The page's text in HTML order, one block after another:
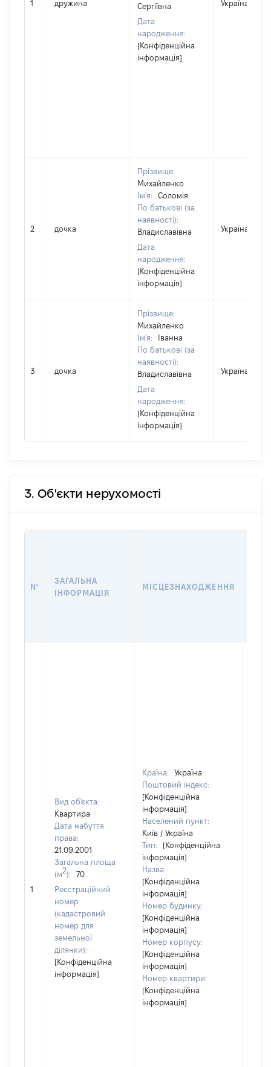
1 дружина
Сергіївна
Дата
народження:
[Конфіденційна
інформація]
Україна
2 дочка
Прізвище:
Михайленко
Ім'я:
Соломія
По батькові (за
наявності):
Владиславівна
Дата
народження:
[Конфіденційна
інформація]
Україна
3 дочка
Прізвище:
Михайленко
Ім'я:
Іванна
По батькові (за
наявності):
Владиславівна
Дата
народження:
[Конфіденційна
інформація]
Україна
3. Об'єкти нерухомості
№
ЗАГАЛЬНА
ІНФОРМАЦІЯ
МІСЦЕЗНАХОДЖЕННЯ
1
Вид об'єкта:
Квартира
Дата набуття
права:
21.09.2001
Загальна площа
(м2):
70
Реєстраційний
номер
(кадастровий
номер для
земельної
ділянки):
[Конфіденційна
інформація]
Країна:
Україна
Поштовий індекс:
[Конфіденційна
інформація]
Населений пункт:
Київ / Україна
Тип:
[Конфіденційна
інформація]
Назва:
[Конфіденційна
інформація]
Номер будинку:
[Конфіденційна
інформація]
Номер корпусу:
[Конфіденційна
інформація]
Номер квартири:
[Конфіденційна
інформація]